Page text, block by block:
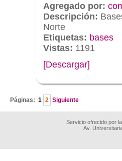
Agregado por:
Descripción:
Norte
Etiquetas: bases
Vistas: 1191
[Descargar]
Páginas: 1 2 Siguiente
Servicio ofrecido por
Av.